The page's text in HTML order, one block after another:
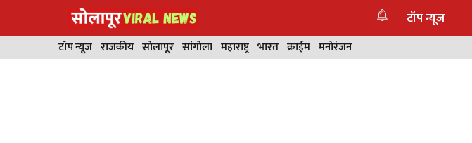
टॉप न्यूज
टॉप न्यूज राजकीय सोलापूर सांगोला महाराष्ट्र भारत क्राईम मनोरंजन